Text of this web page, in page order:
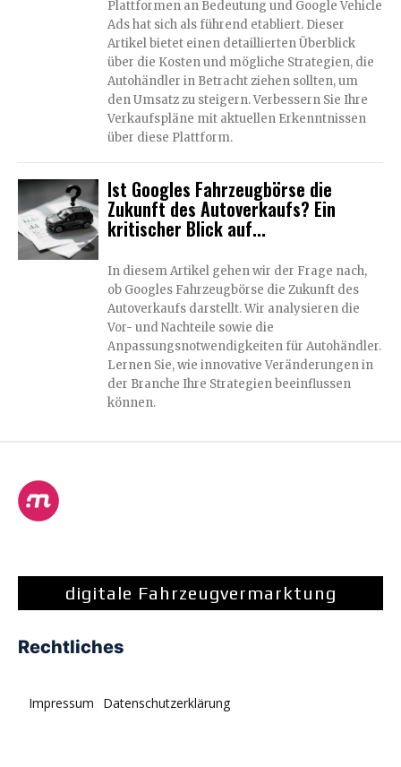
Plattformen an Bedeutung und Google Vehicle
Ads hat sich als führend etabliert. Dieser
Artikel bietet einen detaillierten Überblick
über die Kosten und mögliche Strategien, die
Autohändler in Betracht ziehen sollten, um
den Umsatz zu steigern. Verbessern Sie Ihre
Verkaufspläne mit aktuellen Erkenntnissen
über diese Plattform.
Ist Googles Fahrzeugbörse die
Zukunft des Autoverkaufs? Ein
kritischer Blick auf...
In diesem Artikel gehen wir der Frage nach,
ob Googles Fahrzeugbörse die Zukunft des
Autoverkaufs darstellt. Wir analysieren die
Vor- und Nachteile sowie die
Anpassungsnotwendigkeiten für Autohändler.
Lernen Sie, wie innovative Veränderungen in
der Branche Ihre Strategien beeinflussen
können.
digitale Fahrzeugvermarktung
Rechtliches
Impressum Datenschutzerklärung